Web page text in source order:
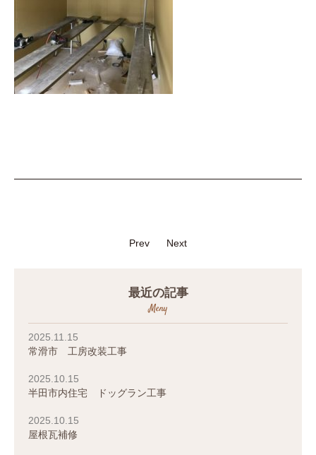
Prev Next
最近の記事
Meny
2025.11.15
常滑市 工房改装工事
2025.10.15
半田市内住宅 ドッグラン工事
2025.10.15
屋根瓦補修